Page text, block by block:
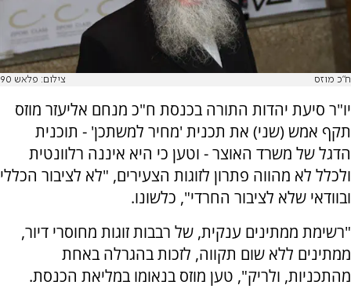
ח"כ מוזס צילום: פלאש 90
יו"ר סיעת יהדות התורה בכנסת ח"כ מנחם אליעזר מוזס
תקף אמש (שני) את תכנית 'מחיר למשתכן' - תוכנית
הדגל של משרד האוצר - וטען כי היא איננה רלוונטית
ולכלל לא מהווה פתרון לזוגות הצעירים, "לא לציבור הכללי
ובוודאי שלא לציבור החרדי", כלשונו.
"רשימת ממתינים ענקית, של רבבות זוגות מחוסרי דיור,
ממתינים ללא שום תקווה, לזכות בהגרלה באחת
מהתכניות, ולריק", טען מוזס בנאומו במליאת הכנסת.